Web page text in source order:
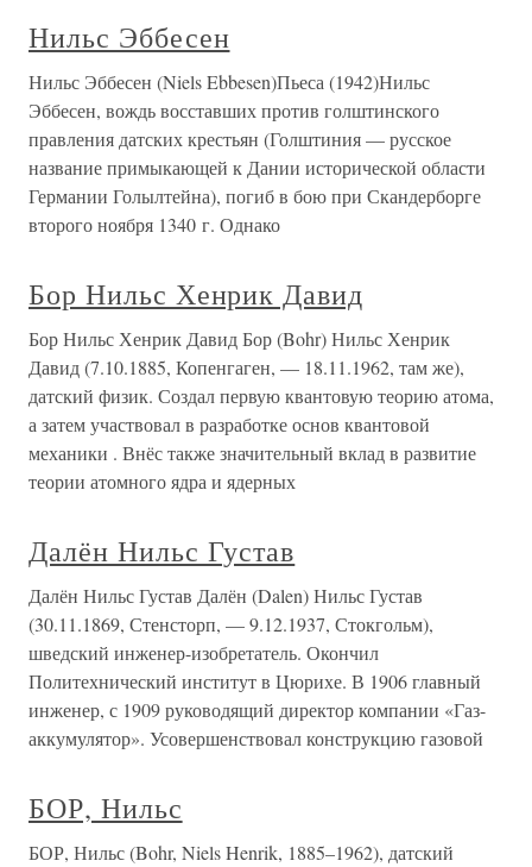
Нильс Эббесен
Нильс Эббесен (Niels Ebbesen)Пьеса (1942)Нильс
Эббесен, вождь восставших против голштинского
правления датских крестьян (Голштиния — русское
название примыкающей к Дании исторической области
Германии Голылтейна), погиб в бою при Скандерборге
второго ноября 1340 г. Однако
Бор Нильс Хенрик Давид
Бор Нильс Хенрик Давид Бор (Bohr) Нильс Хенрик
Давид (7.10.1885, Копенгаген, — 18.11.1962, там же),
датский физик. Создал первую квантовую теорию атома,
а затем участвовал в разработке основ квантовой
механики . Внёс также значительный вклад в развитие
теории атомного ядра и ядерных
Далён Нильс Густав
Далён Нильс Густав Далён (Dalen) Нильс Густав
(30.11.1869, Стенсторп, — 9.12.1937, Стокгольм),
шведский инженер-изобретатель. Окончил
Политехнический институт в Цюрихе. В 1906 главный
инженер, с 1909 руководящий директор компании «Газ-
аккумулятор». Усовершенствовал конструкцию газовой
БОР, Нильс
БОР, Нильс (Bohr, Niels Henrik, 1885–1962), датский